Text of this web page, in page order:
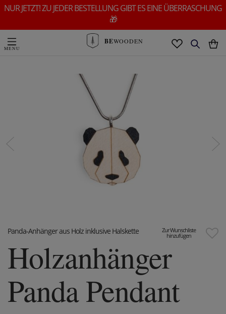
NUR JETZT! ZU JEDER BESTELLUNG GIBT ES EINE ÜBERRASCHUNG
🎁
BEWOODEN
Zur Wunschliste
hinzufügen
Panda-Anhänger aus Holz inklusive Halskette
Holzanhänger
Panda Pendant